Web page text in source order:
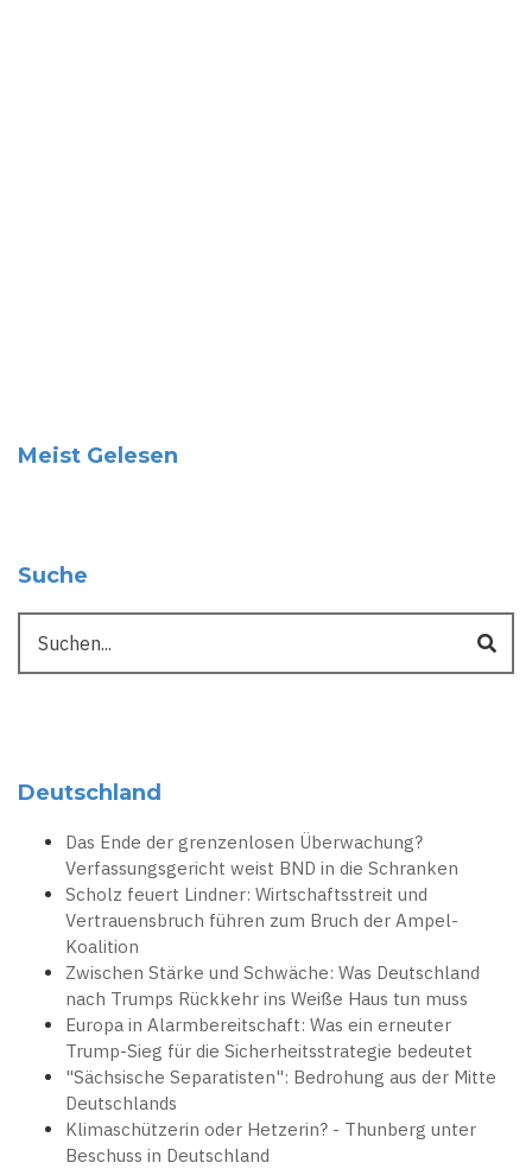
Meist Gelesen
Suche
Deutschland
Das Ende der grenzenlosen Überwachung?
Verfassungsgericht weist BND in die Schranken
Scholz feuert Lindner: Wirtschaftsstreit und
Vertrauensbruch führen zum Bruch der Ampel-
Koalition
Zwischen Stärke und Schwäche: Was Deutschland
nach Trumps Rückkehr ins Weiße Haus tun muss
Europa in Alarmbereitschaft: Was ein erneuter
Trump-Sieg für die Sicherheitsstrategie bedeutet
"Sächsische Separatisten": Bedrohung aus der Mitte
Deutschlands
Klimaschützerin oder Hetzerin? - Thunberg unter
Beschuss in Deutschland